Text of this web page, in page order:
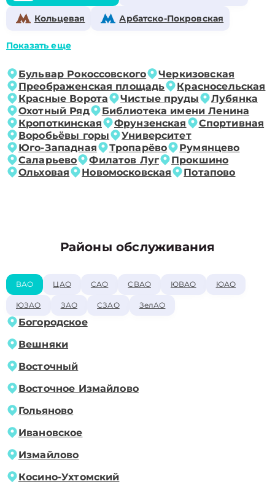
Кольцевая Арбатско-Покровская
Показать еще
Бульвар Рокоссовского
Черкизовская
Преображенская площадь
Красносельская
Красные Ворота
Чистые пруды
Лубянка
Охотный Ряд
Библиотека имени Ленина
Кропоткинская
Фрунзенская
Спортивная
Воробьёвы горы
Университет
Юго-Западная
Тропарёво
Румянцево
Саларьево
Филатов Луг
Прокшино
Ольховая
Новомосковская Потапово
Районы обслуживания
ВАО ЦАО САО СВАО ЮВАО ЮАО
ЮЗАО ЗАО СЗАО ЗелАО
Богородское
Вешняки
Восточный
Восточное Измайлово
Гольяново
Ивановское
Измайлово
Косино-Ухтомский